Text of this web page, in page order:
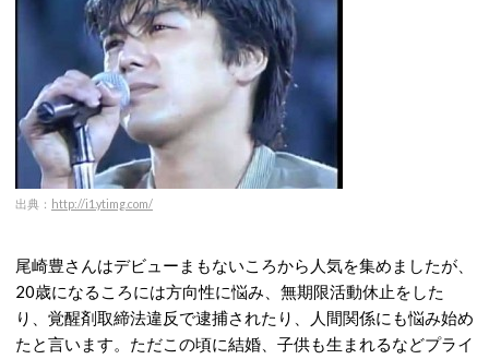
出典： http://i1.ytimg.com/
尾崎豊さんはデビューまもないころから人気を集めましたが、
20歳になるころには方向性に悩み、無期限活動休止をした
り、覚醒剤取締法違反で逮捕されたり、人間関係にも悩み始め
たと言います。ただこの頃に結婚、子供も生まれるなどプライ